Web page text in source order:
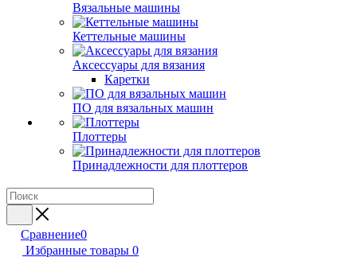
Вязальные машины
Кеттельные машины
Аксессуары для вязания
Каретки
ПО для вязальных машин
Плоттеры
Принадлежности для плоттеров
Сравнение0
Избранные товары 0